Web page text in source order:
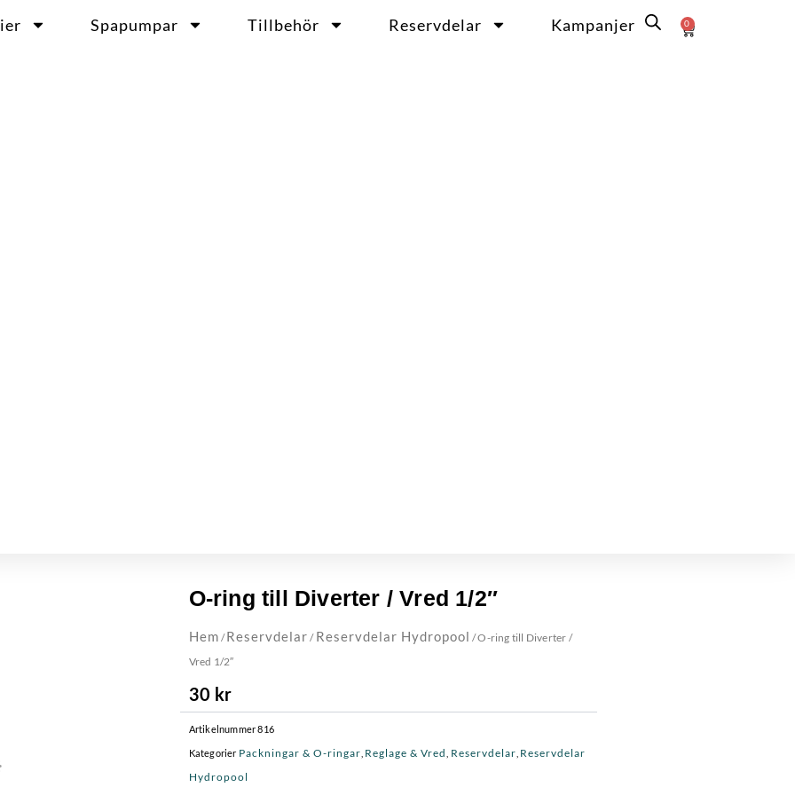
Spapumpar Tillbehör Reservdelar Kampanjer 0
Varukorg
O-ring till Diverter / Vred 1/2″
Hem /Reservdelar / Reservdelar Hydropool / O-ring till Diverter /
Vred 1/2″
30 kr
Artikelnummer816
Kategorier Packningar & O-ringar Reglage & Vred Reservdelar Reservdelar
Hydropool